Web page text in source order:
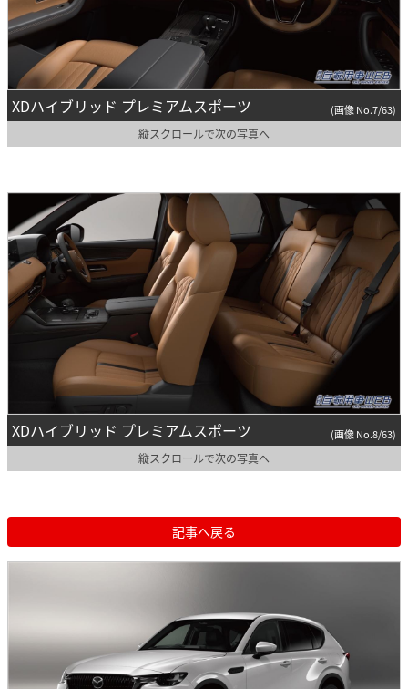
XDハイブリッド プレミアムスポーツ (画像 No.7/63)
縦スクロールで次の写真へ
XDハイブリッド プレミアムスポーツ (画像 No.8/63)
縦スクロールで次の写真へ
記事へ戻る